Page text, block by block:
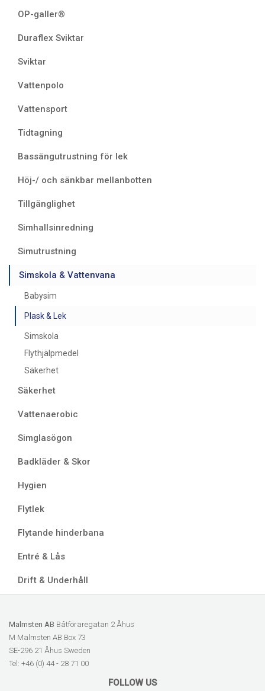
OP-galler®
Duraflex Sviktar
Sviktar
Vattenpolo
Vattensport
Tidtagning
Bassängutrustning för lek
Höj-/ och sänkbar mellanbotten
Tillgänglighet
Simhallsinredning
Simutrustning
Simskola & Vattenvana
Babysim
Plask & Lek
Simskola
Flythjälpmedel
Säkerhet
Säkerhet
Vattenaerobic
Simglasögon
Badkläder & Skor
Hygien
Flytlek
Flytande hinderbana
Entré & Lås
Drift & Underhåll
Malmsten AB Båtföraregatan 2 Åhus
M Malmsten AB Box 73
SE-296 21 Åhus Sweden
Tel: +46 (0) 44 - 28 71 00
FOLLOW US